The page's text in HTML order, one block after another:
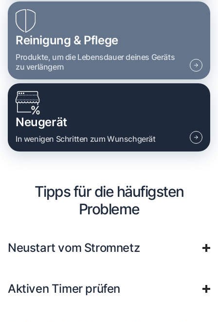
Reinigung & Pflege
Produkte, um die Lebensdauer deines Geräts
zu verlängern
Neugerät
In wenigen Schritten zum Wunschgerät
Tipps für die häufigsten
Probleme
Neustart vom Stromnetz
Aktiven Timer prüfen